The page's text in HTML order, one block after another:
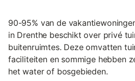
90-95% van de
in Drenthe beschikt over privé
buitenruimtes. Deze omvatten
faciliteiten en sommige hebben
het water of bosgebieden.